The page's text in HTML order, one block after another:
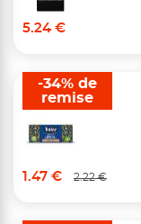
5.24 €
1.47 € 2.22 €
-34% de
remise